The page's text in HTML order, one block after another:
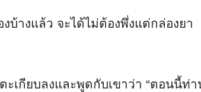
บ้างแล้ว จะได้ไม่ต้องพึ่งแต่กล่องยา
ะเกียบลงและพูดกับเขาว่า “ตอนนี้